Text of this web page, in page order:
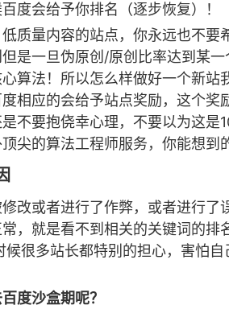
度会给予你排名（逐步恢复）！
质量内容的站点，你永远也不
是一旦伪原创/原创比率达到某
算法！所以怎么样做好一个新
相应的会给予站点奖励，这个
不要抱侥幸心理，不要以为这是
尖的算法工程师服务，你能想到
改或者进行了作弊，或者进行
，就是看不到相关的关键词的
很多站长都特别的担心，害怕
度沙盒期呢？